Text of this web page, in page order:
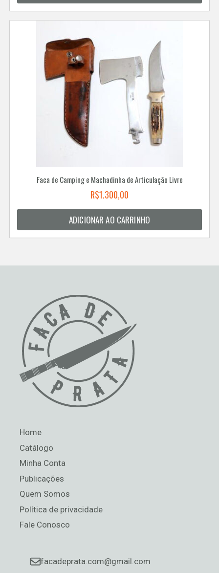
Faca de Camping e Machadinha de Articulação Livre
R$1.300,00
ADICIONAR AO CARRINHO
Home
Catálogo
Minha Conta
Publicações
Quem Somos
Política de privacidade
Fale Conosco
facadeprata.com@gmail.com